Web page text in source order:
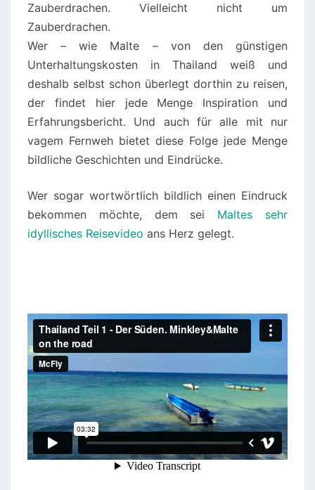
Zauberdrachen. Vielleicht nicht um
Zauberdrachen.
Wer – wie Malte – von den günstigen
Unterhaltungskosten in Thailand weiß und
deshalb selbst schon überlegt dorthin zu reisen,
der findet hier jede Menge Inspiration und
Erfahrungsbericht. Und auch für alle mit nur
vagem Fernweh bietet diese Folge jede Menge
bildliche Geschichten und Eindrücke.
Wer sogar wortwörtlich bildlich einen Eindruck
bekommen möchte, dem sei Maltes sehr
idyllisches Reisevideo ans Herz gelegt.